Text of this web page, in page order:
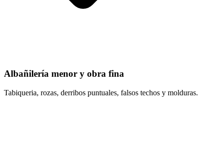
Albañilería menor y obra fina
Tabiqueria, rozas, derribos puntuales, falsos techos y molduras.